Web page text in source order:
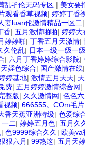
乱孑伦无码专区 | 美女要
观看香草视频| 婷婷丁香
妻luan伦激情精品一区二
香| 五月激情啪啪| 婷婷大
婷婷啪| 丁香五月天激情|
久伦乱| 日本一级一级一
| 六月丁香婷婷综合影院|
婬色综合| 国产激情在线
婷基地| 激情五月天天|
费| 五月婷婷激情综合网|
整版| 久久激情网| 色色
视频| 666555。COm毛片
香天蕉亚洲特级| 色爱综
二| 婷婷五月色| 五月久
| 色9999综合久久 | 欧美va
狠六月 | 99热这| 五月天